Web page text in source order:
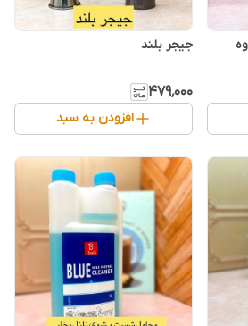
جیجر بلند
۴۷۹٬۰۰۰
افزودن به سبد